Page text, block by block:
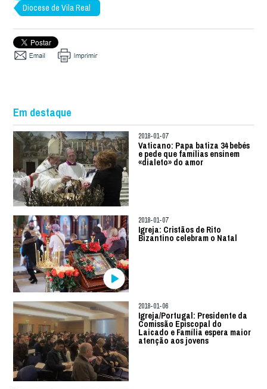
Diocese de Vila Real
Em destaque
2018-01-07
Vaticano: Papa batiza 34 bebés
e pede que famílias ensinem
«dialeto» do amor
2018-01-07
Igreja: Cristãos de Rito
Bizantino celebram o Natal
2018-01-06
Igreja/Portugal: Presidente da
Comissão Episcopal do
Laicado e Família espera maior
atenção aos jovens